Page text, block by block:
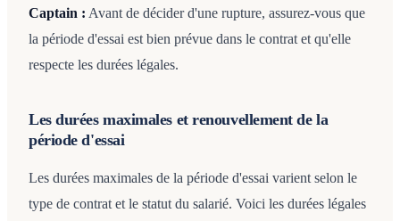
Captain : Avant de décider d'une rupture, assurez-vous que
la période d'essai est bien prévue dans le contrat et qu'elle
respecte les durées légales.
Les durées maximales et renouvellement de la
période d'essai
Les durées maximales de la période d'essai varient selon le
type de contrat et le statut du salarié. Voici les durées légales